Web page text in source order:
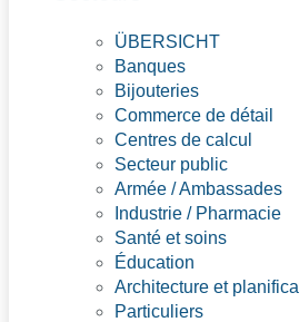
ÜBERSICHT
Banques
Bijouteries
Commerce de détail
Centres de calcul
Secteur public
Armée / Ambassades
Industrie / Pharmacie
Santé et soins
Éducation
Architecture et
Particuliers